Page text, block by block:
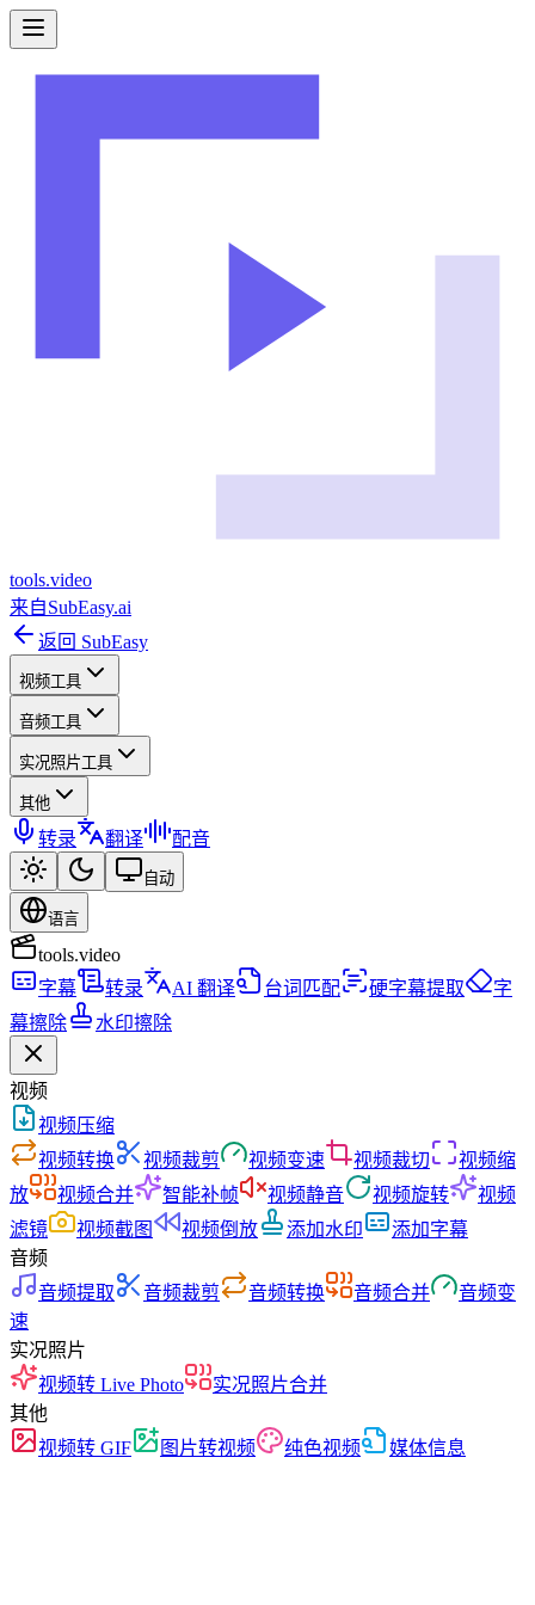
tools.video
来自SubEasy.ai
返回 SubEasy
视频工具
音频工具
实况照片工具
其他
转录 翻译 配音
自动
语言
tools.video
字幕
转录 AI 翻译 台词匹配 硬字幕提取
字
幕擦除
水印擦除
视频
视频压缩
视频转换
视频裁剪 视频变速 视频裁切
视频缩
放
视频合并 智能补帧 视频静音 视频旋转
视频
滤镜
视频截图 视频倒放 添加水印
添加字幕
音频
音频提取
音频裁剪 音频转换 音频合并
音频变
速
实况照片
视频转 Live Photo
实况照片合并
其他
视频转 GIF
图片转视频 纯色视频 媒体信息